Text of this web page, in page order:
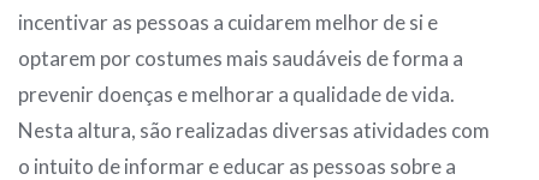
incentivar as pessoas a cuidarem melhor de si e
optarem por costumes mais saudáveis de forma a
prevenir doenças e melhorar a qualidade de vida.
Nesta altura, são realizadas diversas atividades com
o intuito de informar e educar as pessoas sobre a